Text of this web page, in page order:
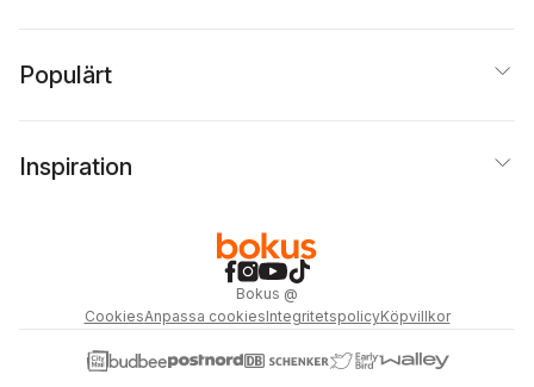
Populärt
Inspiration
Bokus @
CookiesAnpassa cookiesIntegritetspolicyKöpvillkor